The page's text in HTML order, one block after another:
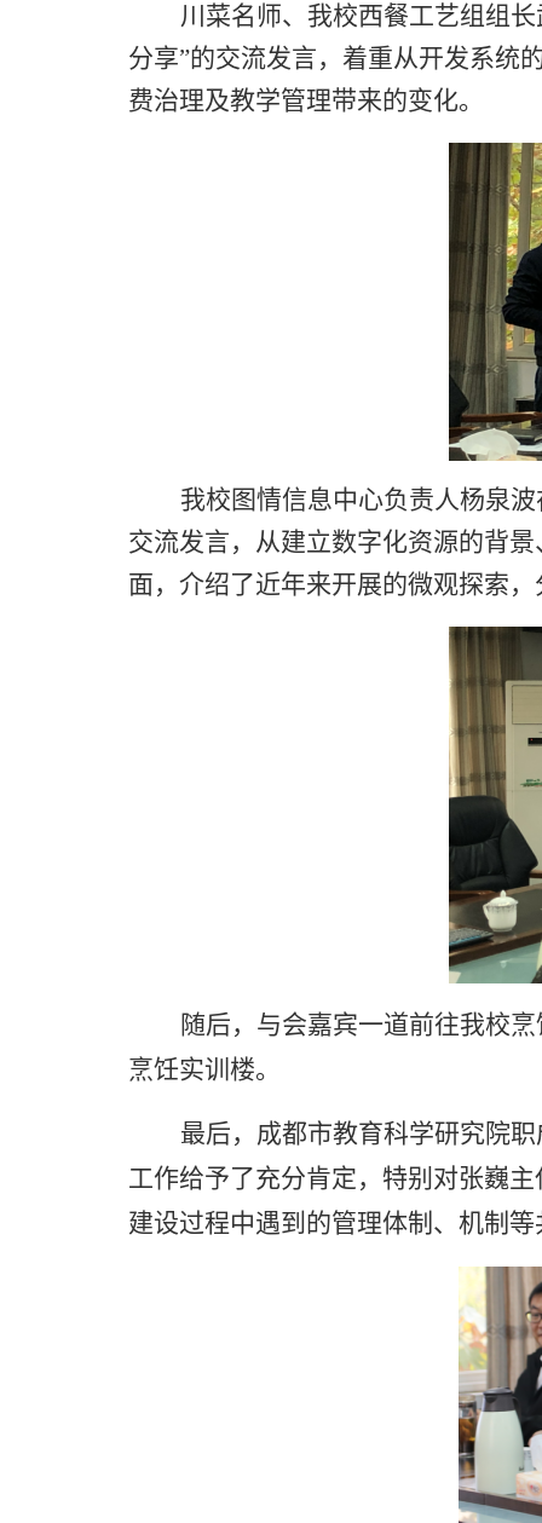
川菜名师、 我校西餐工艺组组
分享”的交流发言，着重从开发系统
费治理及教学管理带来的变化。
我校图情信息中心负责人杨泉
交流发言，从建立数字化资源的背
面，介绍了近年来开展的微观探索
随后，与会嘉宾一道前往我校
烹饪实训楼。
最后， 成都市教育科学研究院
工作给予了充分肯定，特别对张巍
建设过程中遇到的管理体制、机制